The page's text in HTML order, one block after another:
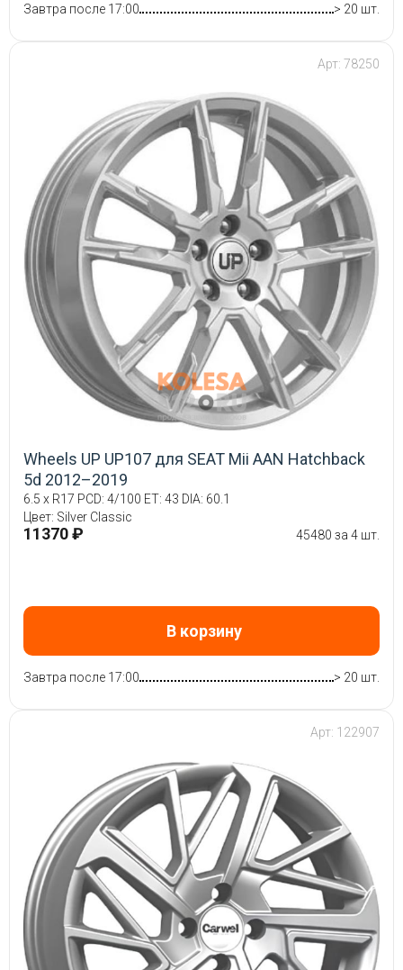
Завтра после 17:00 > 20 шт.
Арт: 78250
Wheels UP UP107 для SEAT Mii AAN Hatchback
5d 2012–2019
6.5 x R17 PCD: 4/100 ET: 43 DIA: 60.1
Цвет: Silver Classic
11370 ₽ 45480 за 4 шт.
В корзину
Завтра после 17:00 > 20 шт.
Арт: 122907